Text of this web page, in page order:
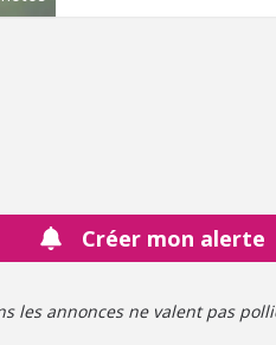
Créer mon alerte
les annonces ne valent pas